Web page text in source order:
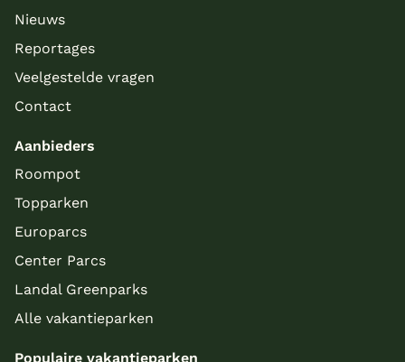
Nieuws
Reportages
Veelgestelde vragen
Contact
Aanbieders
Roompot
Topparken
Europarcs
Center Parcs
Landal Greenparks
Alle vakantieparken
Populaire vakantieparken